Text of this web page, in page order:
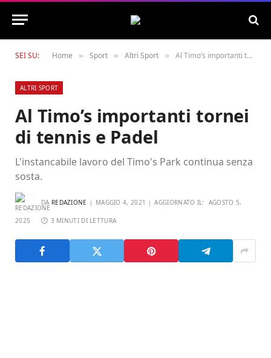
SEI SU: Home » Sport » Altri Sport » Al Timo’s importanti tornei di tennis e Padel
ALTRI SPORT
Al Timo’s importanti tornei
di tennis e Padel
L'instancabile lavoro del Timo's Park continua senza
sosta.
DA REDAZIONE MAGGIO 4, 2021 AGGIORNATO IL: AGOSTO 5,
2025 3 MINUTI DI LETTURA